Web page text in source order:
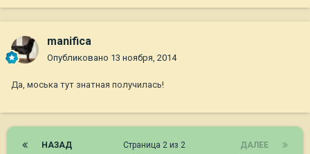
manifica
Опубликовано 13 ноября, 2014
Да, моська тут знатная получилась!
НАЗАД ДАЛЕЕ
Страница 2 из 2